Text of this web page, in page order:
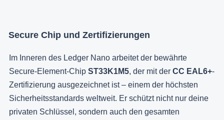
Secure Chip und Zertifizierungen
Im Inneren des Ledger Nano arbeitet der bewährte
Secure-Element-Chip ST33K1M5, der mit der CC EAL6+-
Zertifizierung ausgezeichnet ist – einem der höchsten
Sicherheitsstandards weltweit. Er schützt nicht nur deine
privaten Schlüssel, sondern auch den gesamten